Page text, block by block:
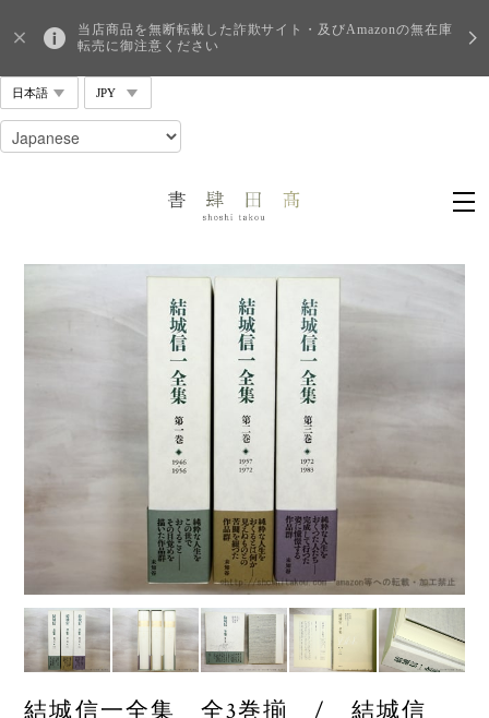
当店商品を無断転載した詐欺サイト・及びAmazonの無在庫
転売に御注意ください
結城信一全集 全3巻揃 / 結城信